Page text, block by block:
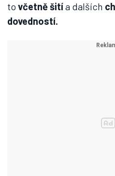
to včetně šitía dalších
dovedností.